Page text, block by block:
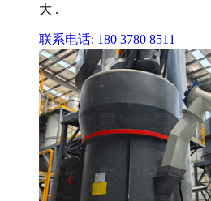
大 .
联系电话: 180 3780 8511